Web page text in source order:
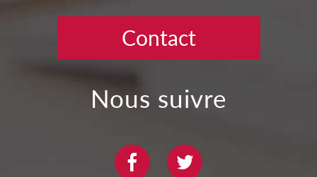
Contact
nous suivre